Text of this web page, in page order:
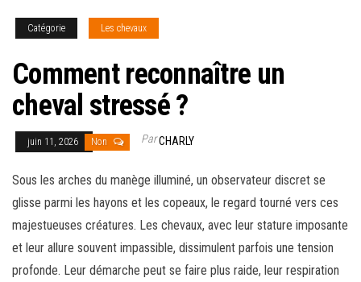
Catégorie Les chevaux
Comment reconnaître un
cheval stressé ?
juin 11, 2026 Non ParCHARLY
Sous les arches du manège illuminé, un observateur discret se
glisse parmi les hayons et les copeaux, le regard tourné vers ces
majestueuses créatures. Les chevaux, avec leur stature imposante
et leur allure souvent impassible, dissimulent parfois une tension
profonde. Leur démarche peut se faire plus raide, leur respiration